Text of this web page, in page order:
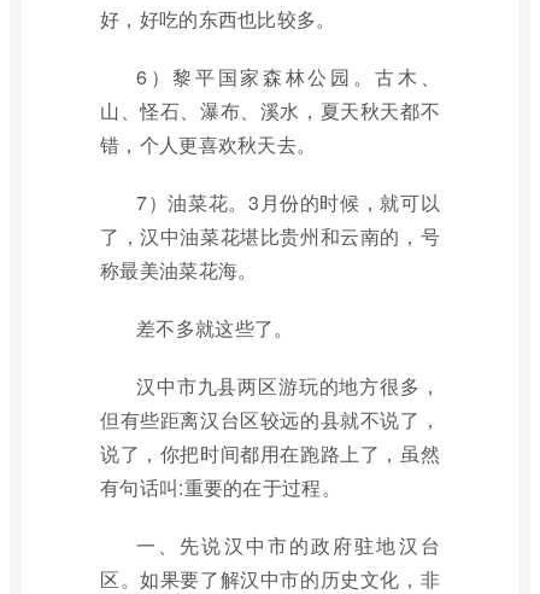
好，好吃的东西也比较多。
6）黎平国家森林公园。古木、
山、怪石、瀑布、溪水，夏天秋天都不
错，个人更喜欢秋天去。
7）油菜花。3月份的时候，就可以
了，汉中油菜花堪比贵州和云南的，号
称最美油菜花海。
差不多就这些了。
汉中市九县两区游玩的地方很多，
但有些距离汉台区较远的县就不说了，
说了，你把时间都用在跑路上了，虽然
有句话叫:重要的在于过程。
一、先说汉中市的政府驻地汉台
区。如果要了解汉中市的历史文化，非